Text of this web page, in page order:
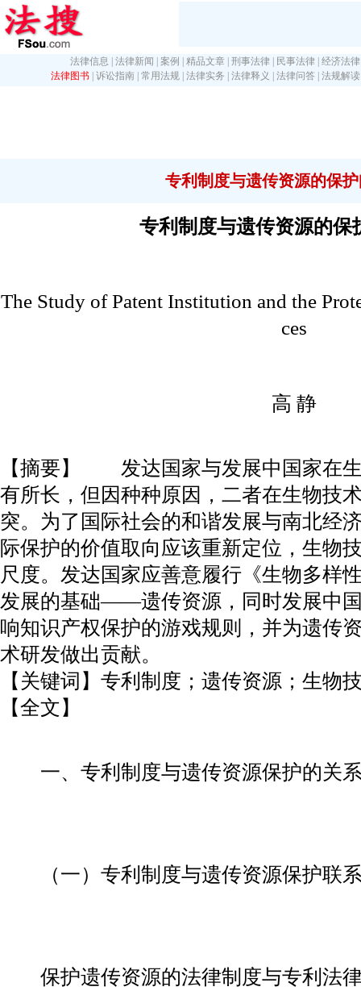
法律信息 法律新闻 案例 精品文章 刑事法律 民事法律 经济法律
法律图书 诉讼指南 常用法规 法律实务 法律释义 法律问答 法规解读
专利制度与遗传资源的保
专利制度与遗传资源的保
The Study of Patent Institution and the
ces
高 静
【摘要】 发达国家与发展中国家在
有所长，但因种种原因，二者在生物技
突。为了国际社会的和谐发展与南北经
际保护的价值取向应该重新定位，生物
尺度。发达国家应善意履行《生物多样
发展的基础――遗传资源，同时发展中
响知识产权保护的游戏规则，并为遗传
术研发做出贡献。
【关键词】专利制度；遗传资源；生物
【全文】
一、专利制度与遗传资源保护的关
（一）专利制度与遗传资源保护联
保护遗传资源的法律制度与专利法律